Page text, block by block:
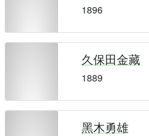
1896
久保田金藏
1889
黑木勇雄